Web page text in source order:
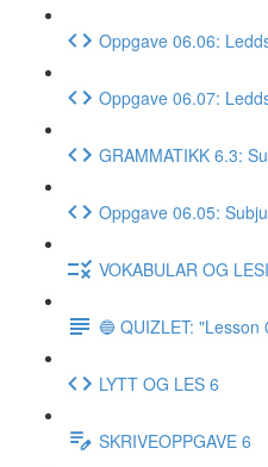
Oppgave 06.06:
Oppgave 06.07:
GRAMMATIKK 6.3:
Oppgave 06.05:
VOKABULAR OG
🔵 QUIZLET: "Lesson
LYTT OG LES 6
SKRIVEOPPGAVE 6